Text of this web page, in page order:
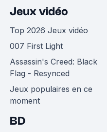
Jeux vidéo
Top 2026 Jeux vidéo
007 First Light
Assassin's Creed: Black
Flag - Resynced
Jeux populaires en ce
moment
BD